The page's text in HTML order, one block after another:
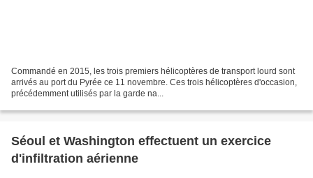
Commandé en 2015, les trois premiers hélicoptères de transport lourd sont
arrivés au port du Pyrée ce 11 novembre. Ces trois hélicoptères d'occasion,
précédemment utilisés par la garde na...
Séoul et Washington effectuent un exercice
d'infiltration aérienne